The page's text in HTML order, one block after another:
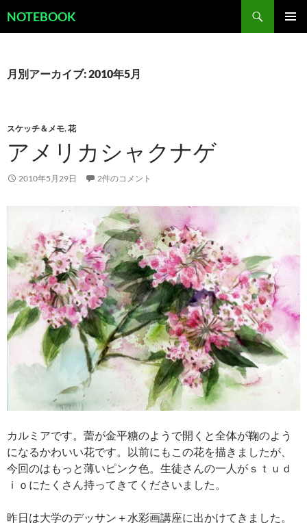
ン
ツ
NOTEBOOK
索
月別アーカイブ: 2010年5月
スケッチ＆メモ,花
アメリカシャクナゲ
2010年5月29日 2件のコメント
カルミアです。蕾が金平糖のようで開くと全体が鞠のよう
になるかわいい花です。以前にもこの花を描きましたが、
今回のはもっと薄いピンク色。生徒さんの一人がｓｔｕｄ
ｉｏにたくさん持ってきてくださいました。
昨日は大学のデッサン＋水彩画講座に出かけてきました。